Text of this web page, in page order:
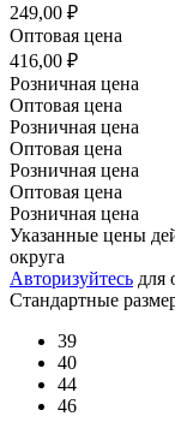
249,00 ₽
Оптовая цена
416,00 ₽
Розничная цена
Оптовая цена
Розничная цена
Оптовая цена
Розничная цена
Оптовая цена
Розничная цена
Указанные цены
округа
Авторизуйтесь для
Стандартные
39
40
44
46